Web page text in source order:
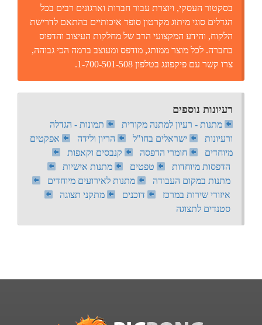
בסקטור העסקי, ויוצרת עבור חברות וארגונים רבים בכל
הגדלים סוגי מיתוג מקרטון סופר איכותיים בהתאם לדרישת
הלקוח, והידע המקצועי הרב של מחלקות העיצוב והדפוס
בחברה. לכל מוצר ממותג, מודפס ומעוצב ברמה הכי גבוהה,
צרו קשר עם פיקפונג בטלפון 1-700-501-508.
רעיונות נוספים
מתנות - רעיון למתנה מקורית
תמונות - הגדלה
ורעיונות
ישראלים בחו"ל הריון ולידה
אפקטים
מיוחדים
חומרי הדפסה
קנבסים וקאפות
הדפסות מיוחדות
טפטים
מתנות אישיות
מתנות במקום העבודה
מתנות לאירועים מיוחדים
איזורי שירות במרכז
דוכנים
מתקני תצוגה
סטנדים לתצוגה